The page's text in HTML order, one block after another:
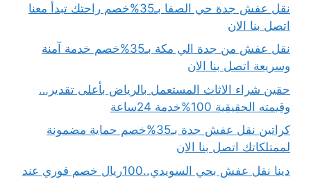
نقل عفش جدة حي الصفا بـ35%خصم راحتك تبدأ معنا
اتصل بنا الان
نقل عفش من جدة الي مكة بـ35%خصم خدمة آمنة
وسريعة اتصل بنا الان
حقين شراء الاثاث المستعمل بالرياض بأعلى تقدير…
وقيمته الحقيقية 100%خدمة 24ساعة
كراتين نقل عفش جدة بـ35%خصم حماية مضمونة
لممتلكاتك اتصل بنا الان
دينا نقل عفش بحي السويدي..100ريال خصم فوري عند